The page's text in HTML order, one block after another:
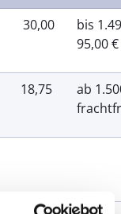
30,00
bis
95,00 €
ab